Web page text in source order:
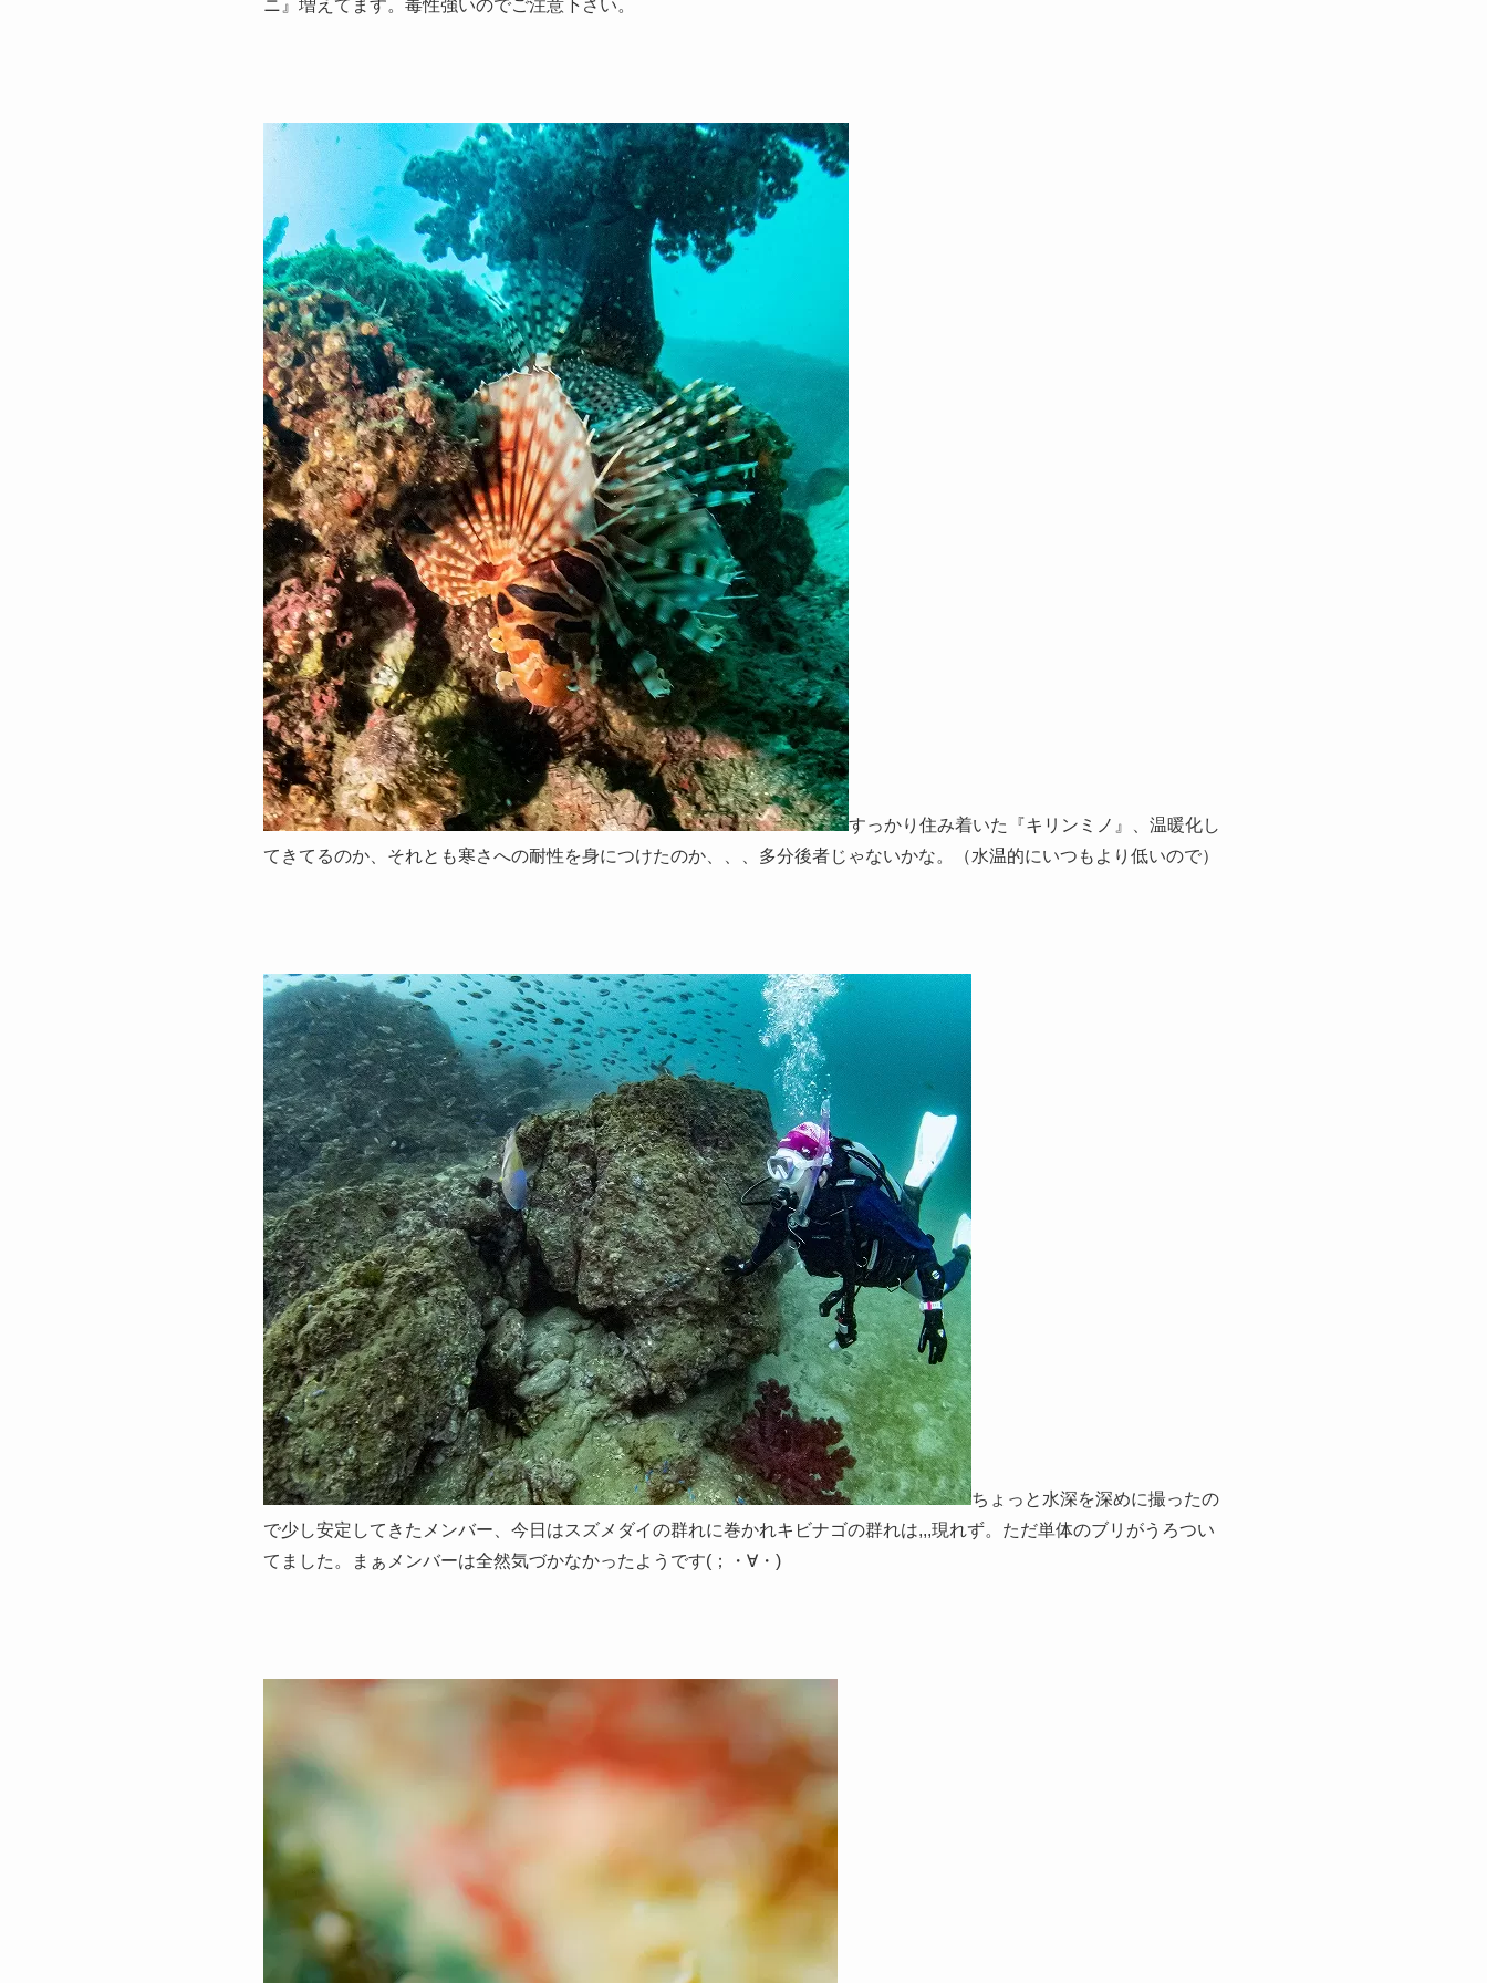
ニ』増えてます。毒性強いのでご注意下さい。
すっかり住み着いた『キリンミノ』、温暖化し
てきてるのか、それとも寒さへの耐性を身につけたのか、、、多分後者じゃないかな。（水温的にいつもより低いので）
ちょっと水深を深めに撮ったの
で少し安定してきたメンバー、今日はスズメダイの群れに巻かれキビナゴの群れは,,,現れず。ただ単体のブリがうろつい
てました。まぁメンバーは全然気づかなかったようです(；・∀・)